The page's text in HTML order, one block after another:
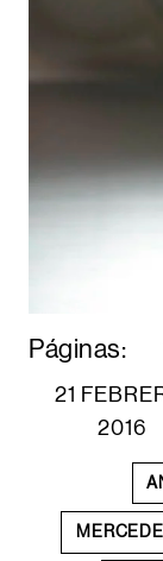
Páginas:
21
2016